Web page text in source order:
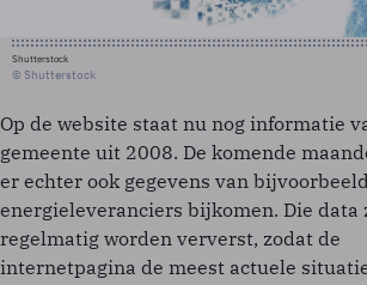
Shutterstock
© Shutterstock
Op de website staat nu nog informatie
gemeente uit 2008. De komende
er echter ook gegevens van
energieleveranciers bijkomen. Die data
regelmatig worden ververst, zodat de
internetpagina de meest actuele